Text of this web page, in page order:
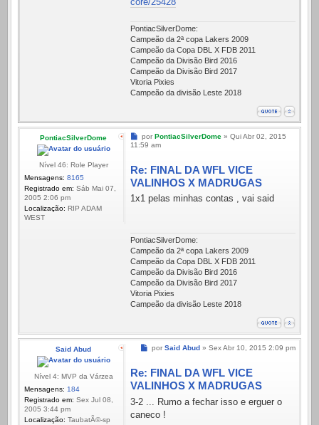
PontiacSilverDome:
Campeão da 2ª copa Lakers 2009
Campeão da Copa DBL X FDB 2011
Campeão da Divisão Bird 2016
Campeão da Divisão Bird 2017
Vitoria Pixies
Campeão da divisão Leste 2018
PontiacSilverDome
Nível 46: Role Player
Mensagens: 8165
Registrado em: Sáb Mai 07,
2005 2:06 pm
Localização: RIP ADAM
WEST
Mensagem
por PontiacSilverDome» Qui Abr 02, 2015
11:59 am
Re: FINAL DA WFL VICE
VALINHOS X MADRUGAS
1x1 pelas minhas contas , vai said
PontiacSilverDome:
Campeão da 2ª copa Lakers 2009
Campeão da Copa DBL X FDB 2011
Campeão da Divisão Bird 2016
Campeão da Divisão Bird 2017
Vitoria Pixies
Campeão da divisão Leste 2018
Said Abud
Nível 4: MVP da Várzea
Mensagens: 184
Registrado em: Sex Jul 08,
2005 3:44 pm
Localização: TaubatÃ©-sp
Mensagem
por Said Abud » Sex Abr 10, 2015 2:09 pm
Re: FINAL DA WFL VICE
VALINHOS X MADRUGAS
3-2 ... Rumo a fechar isso e erguer o
caneco !